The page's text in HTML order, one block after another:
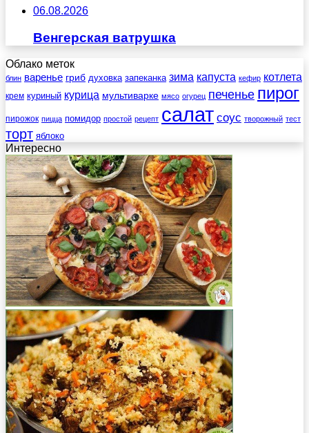
06.08.2026
Венгерская ватрушка
Облако меток
блин варенье гриб духовка запеканка зима капуста кефир котлета
крем куриный курица мультиварке мясо огурец печенье пирог
пирожок пицца помидор простой рецепт салат соус творожный тест
торт яблоко
Интересно